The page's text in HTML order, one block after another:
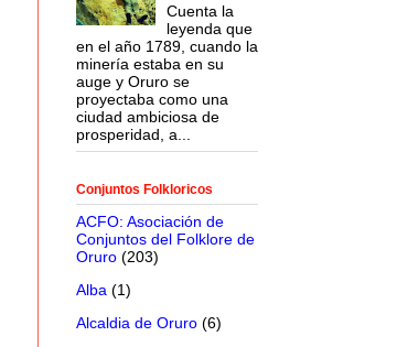
Cuenta la
leyenda que
en el año 1789, cuando la
minería estaba en su
auge y Oruro se
proyectaba como una
ciudad ambiciosa de
prosperidad, a...
Conjuntos Folkloricos
ACFO: Asociación de
Conjuntos del Folklore de
Oruro (203)
Alba (1)
Alcaldia de Oruro (6)